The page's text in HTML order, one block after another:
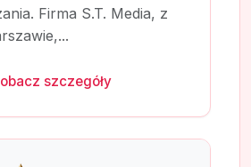
Firma S.T. Media, z
szczegóły